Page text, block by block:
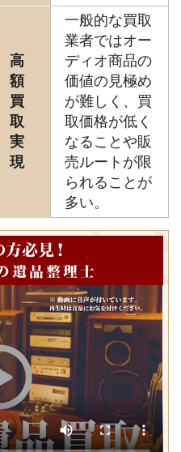
高
額
買
取
実
現
一般的な買取
業者ではオー
ディオ商品の
価値の見極め
が難しく、買
取価格が低く
なることや販
売ルートが限
られることが
多い。